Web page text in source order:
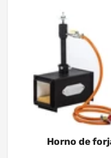
Horno de